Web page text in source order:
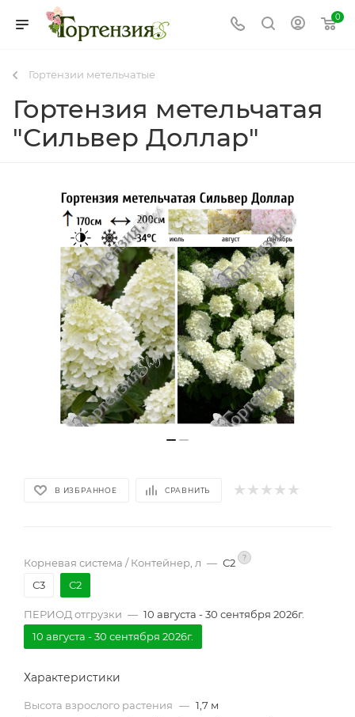
0
Гортензии метельчатые
Гортензия метельчатая
"Сильвер Доллар"
В ИЗБРАННОЕ СРАВНИТЬ
Корневая система / Контейнер, л — С2 ?
С3 С2
ПЕРИОД отгрузки — 10 августа - 30 сентября 2026г.
10 августа - 30 сентября 2026г.
Характеристики
Высота взрослого растения — 1,7 м